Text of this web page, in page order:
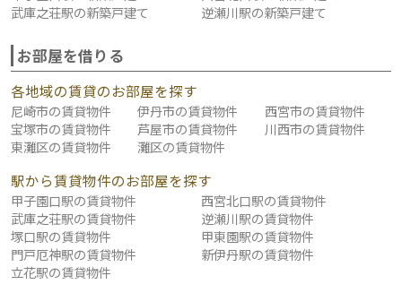
武庫之荘駅の新築戸建て
逆瀬川駅の新築戸建て
お部屋を借りる
各地域の賃貸のお部屋を探す
尼崎市の賃貸物件 伊丹市の賃貸物件
西宮市の賃貸物件
宝塚市の賃貸物件
芦屋市の賃貸物件
川西市の賃貸物件
東灘区の賃貸物件
灘区の賃貸物件
駅から賃貸物件のお部屋を探す
甲子園口駅の賃貸物件
西宮北口駅の賃貸物件
武庫之荘駅の賃貸物件
逆瀬川駅の賃貸物件
塚口駅の賃貸物件
甲東園駅の賃貸物件
門戸厄神駅の賃貸物件
新伊丹駅の賃貸物件
立花駅の賃貸物件